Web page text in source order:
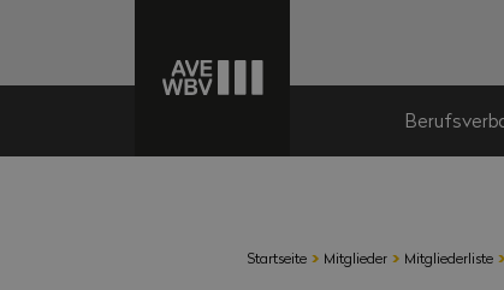
Startseite › Mitglieder › Mitgliederliste ›